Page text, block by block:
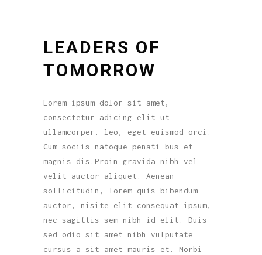
LEADERS OF
TOMORROW
Lorem ipsum dolor sit amet,
consectetur adicing elit ut
ullamcorper. leo, eget euismod orci.
Cum sociis natoque penati bus et
magnis dis.Proin gravida nibh vel
velit auctor aliquet. Aenean
sollicitudin, lorem quis bibendum
auctor, nisite elit consequat ipsum,
nec sagittis sem nibh id elit. Duis
sed odio sit amet nibh vulputate
cursus a sit amet mauris et. Morbi